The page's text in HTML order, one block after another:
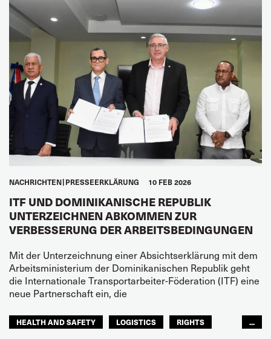
NACHRICHTEN PRESSEERKLÄRUNG 10 FEB 2026
ITF UND DOMINIKANISCHE REPUBLIK
UNTERZEICHNEN ABKOMMEN ZUR
VERBESSERUNG DER ARBEITSBEDINGUNGEN
Mit der Unterzeichnung einer Absichtserklärung mit dem
Arbeitsministerium der Dominikanischen Republik geht
die Internationale Transportarbeiter-Föderation (ITF) eine
neue Partnerschaft ein, die
HEALTH AND SAFETY LOGISTICS
RIGHTS
...